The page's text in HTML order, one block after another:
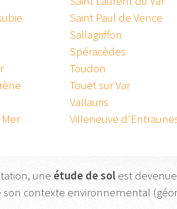
Saint Paul de Vence
Sallagriffon
Spéracèdes
Toudon
Touët sur Var
Vallauris
Villeneuve
une étude desol est
contexte environnemental